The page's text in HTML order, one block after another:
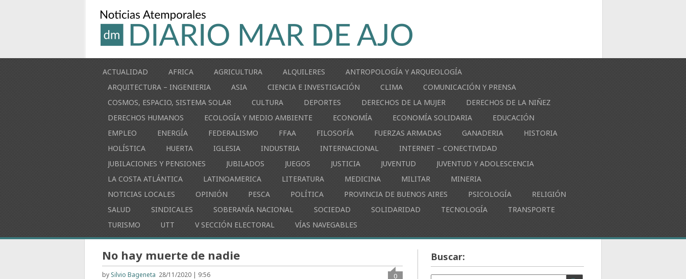
ACTUALIDAD AFRICA AGRICULTURA ALQUILERES
ANTROPOLOGÍA Y ARQUEOLOGÍA
ARQUITECTURA – INGENIERIA
ASIA CIENCIA E INVESTIGACIÓN CLIMA
COMUNICACIÓN Y PRENSA
COSMOS, ESPACIO, SISTEMA SOLAR
CULTURA DEPORTES DERECHOS DE LA MUJER
DERECHOS DE LA NIÑEZ
DERECHOS HUMANOS
ECOLOGÍA Y MEDIO AMBIENTE ECONOMÍA ECONOMÍA SOLIDARIA
EDUCACIÓN
EMPLEO
ENERGÍA FEDERALISMO FFAA FILOSOFÍA FUERZAS ARMADAS GANADERIA
HISTORIA
HOLÍSTICA
HUERTA IGLESIA INDUSTRIA INTERNACIONAL
INTERNET – CONECTIVIDAD
JUBILACIONES Y PENSIONES
JUBILADOS JUEGOS JUSTICIA JUVENTUD
JUVENTUD Y ADOLESCENCIA
LA COSTA ATLÁNTICA
LATINOAMERICA LITERATURA MEDICINA MILITAR
MINERIA
NOTICIAS LOCALES
OPINIÓN PESCA POLÍTICA PROVINCIA DE BUENOS AIRES PSICOLOGÍA
RELIGIÓN
SALUD
SINDICALES SOBERANÍA NACIONAL SOCIEDAD SOLIDARIDAD TECNOLOGÍA
TRANSPORTE
TURISMO
UTT V SECCIÓN ELECTORAL VÍAS NAVEGABLES
No hay muerte de nadie
by Silvio Bageneta 28/11/2020 | 9:56
0
Buscar: